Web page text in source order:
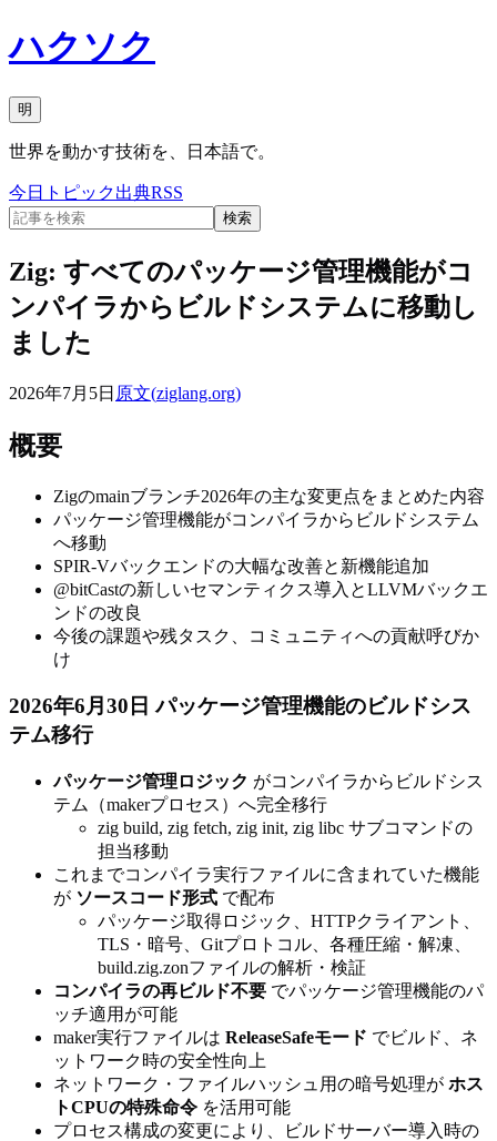
ハクソク
明
世界を動かす技術を、日本語で。
今日 トピック出典RSS
検索
Zig: すべてのパッケージ管理機能がコ
ンパイラからビルドシステムに移動し
ました
2026年7月5日 原文(ziglang.org)
概要
Zigのmainブランチ2026年の主な変更点をまとめた内容
パッケージ管理機能がコンパイラからビルドシステム
へ移動
SPIR-Vバックエンドの大幅な改善と新機能追加
@bitCastの新しいセマンティクス導入とLLVMバックエ
ンドの改良
今後の課題や残タスク、コミュニティへの貢献呼びか
け
2026年6月30日 パッケージ管理機能のビルドシス
テム移行
パッケージ管理ロジック がコンパイラからビルドシス
テム（makerプロセス）へ完全移行
zig build, zig fetch, zig init, zig libc サブコマンドの
担当移動
これまでコンパイラ実行ファイルに含まれていた機能
が ソースコード形式 で配布
パッケージ取得ロジック、HTTPクライアント、
TLS・暗号、Gitプロトコル、各種圧縮・解凍、
build.zig.zonファイルの解析・検証
コンパイラの再ビルド不要 でパッケージ管理機能のパ
ッチ適用が可能
maker実行ファイルは ReleaseSafeモード でビルド、ネ
ットワーク時の安全性向上
ネットワーク・ファイルハッシュ用の暗号処理が ホス
トCPUの特殊命令 を活用可能
プロセス構成の変更により、ビルドサーバー導入時の